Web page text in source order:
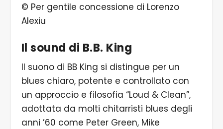
© Per gentile concessione di Lorenzo
Alexiu
Il sound di B.B. King
Il suono di BB King si distingue per un
blues chiaro, potente e controllato con
un approccio e filosofia “Loud & Clean”,
adottata da molti chitarristi blues degli
anni ’60 come Peter Green, Mike